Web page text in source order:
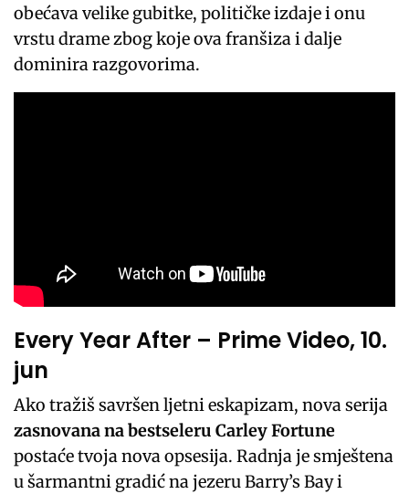
obećava velike gubitke, političke izdaje i onu
vrstu drame zbog koje ova franšiza i dalje
dominira razgovorima.
Every Year After – Prime Video, 10.
jun
Ako tražiš savršen ljetni eskapizam, nova serija
zasnovana na bestseleru Carley Fortune
postaće tvoja nova opsesija. Radnja je smještena
u šarmantni gradić na jezeru Barry’s Bay i